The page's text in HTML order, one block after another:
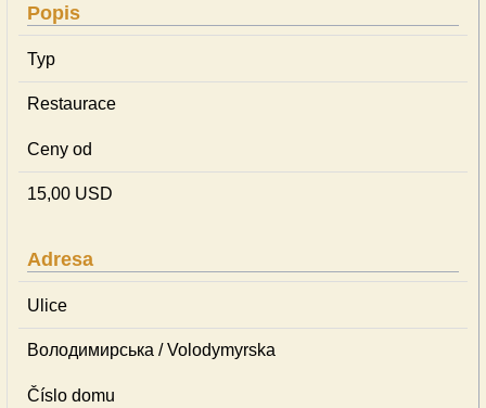
Popis
Typ
Restaurace
Ceny od
15,00 USD
Adresa
Ulice
Володимирська / Volodymyrska
Číslo domu